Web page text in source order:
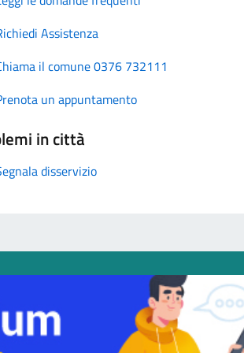
Assistenza
il comune 0376 732111
un appuntamento
in città
disservizio